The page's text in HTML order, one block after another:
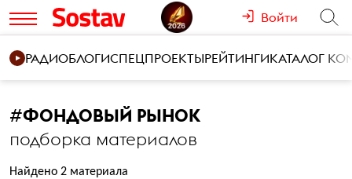
Войти
РАДИОБЛОГИСПЕЦПРОЕКТЫРЕЙТИНГИКАТАЛОГ
#ФОНДОВЫЙ РЫНОК
подборка материалов
Найдено 2 материала